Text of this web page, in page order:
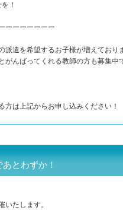
！
ーーーーーーー
派遣を希望するお子様が増えており
がんばってくれる教師の方も募集中
は上記からお申し込みください！
とわずか！
いたします。